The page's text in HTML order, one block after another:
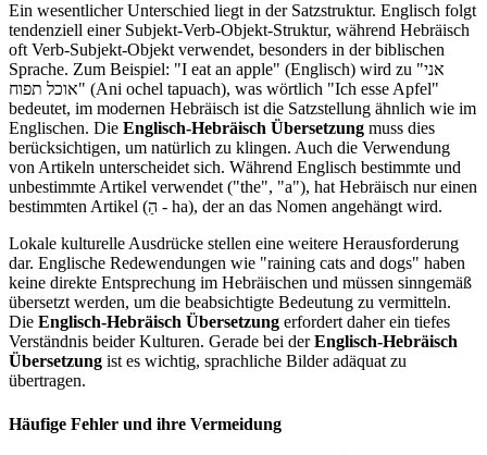
Ein wesentlicher Unterschied liegt in der Satzstruktur. Englisch folgt
tendenziell einer Subjekt-Verb-Objekt-Struktur, während Hebräisch
oft Verb-Subjekt-Objekt verwendet, besonders in der biblischen
Sprache. Zum Beispiel: "I eat an apple" (Englisch) wird zu "אני
אוכל תפוח" (Ani ochel tapuach), was wörtlich "Ich esse Apfel"
bedeutet, im modernen Hebräisch ist die Satzstellung ähnlich wie im
Englischen. Die Englisch-Hebräisch Übersetzung muss dies
berücksichtigen, um natürlich zu klingen. Auch die Verwendung
von Artikeln unterscheidet sich. Während Englisch bestimmte und
unbestimmte Artikel verwendet ("the", "a"), hat Hebräisch nur einen
bestimmten Artikel (הַ - ha), der an das Nomen angehängt wird.
Lokale kulturelle Ausdrücke stellen eine weitere Herausforderung
dar. Englische Redewendungen wie "raining cats and dogs" haben
keine direkte Entsprechung im Hebräischen und müssen sinngemäß
übersetzt werden, um die beabsichtigte Bedeutung zu vermitteln.
Die Englisch-Hebräisch Übersetzung erfordert daher ein tiefes
Verständnis beider Kulturen. Gerade bei derEnglisch-Hebräisch
Übersetzung ist es wichtig, sprachliche Bilder adäquat zu
übertragen.
Häufige Fehler und ihre Vermeidung